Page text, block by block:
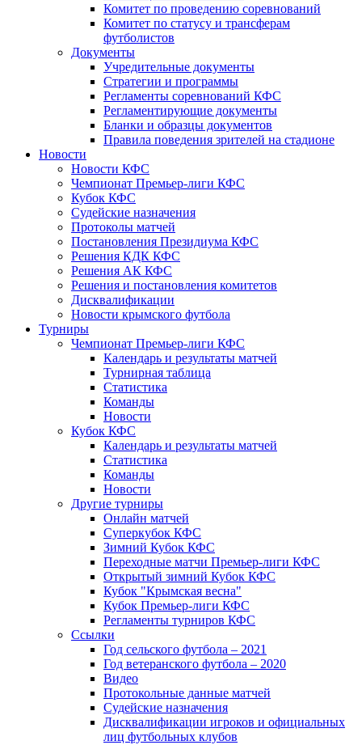
Комитет по проведению соревнований
Комитет по статусу и трансферам
футболистов
Документы
Учредительные документы
Стратегии и программы
Регламенты соревнований КФС
Регламентирующие документы
Бланки и образцы документов
Правила поведения зрителей на стадионе
Новости
Новости КФС
Чемпионат Премьер-лиги КФС
Кубок КФС
Судейские назначения
Протоколы матчей
Постановления Президиума КФС
Решения КДК КФС
Решения АК КФС
Решения и постановления комитетов
Дисквалификации
Новости крымского футбола
Турниры
Чемпионат Премьер-лиги КФС
Календарь и результаты матчей
Турнирная таблица
Статистика
Команды
Новости
Кубок КФС
Календарь и результаты матчей
Статистика
Команды
Новости
Другие турниры
Онлайн матчей
Суперкубок КФС
Зимний Кубок КФС
Переходные матчи Премьер-лиги КФС
Открытый зимний Кубок КФС
Кубок "Крымская весна"
Кубок Премьер-лиги КФС
Регламенты турниров КФС
Ссылки
Год сельского футбола – 2021
Год ветеранского футбола – 2020
Видео
Протокольные данные матчей
Судейские назначения
Дисквалификации игроков и официальных
лиц футбольных клубов